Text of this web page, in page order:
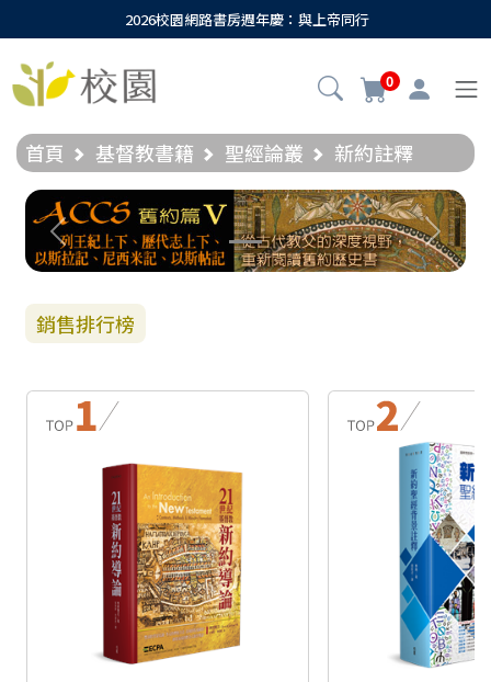
2026校園網路書房週年慶：與上帝同行
0
首頁 基督教書籍 聖經論叢 新約註釋
Previous Next
銷售排行榜